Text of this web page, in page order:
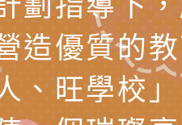
及活動介
政府家庭
月課程資
新鮮人」
年「暑
案」LED
政策宣導
劃指導下
造優質的
、旺學校